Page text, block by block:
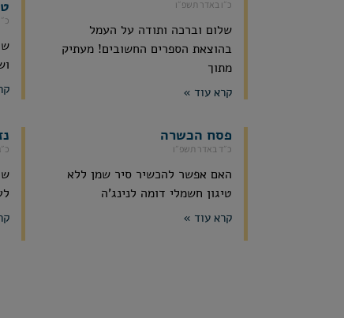
כ״ו באדר תשפ״ו
שלום וברכה ותודה על העמל
בהוצאת הספרים החשובים! מעתיק
מתוך
קרא עוד »
פסח הכשרה
כ״ד באדר תשפ״ו
האם אפשר להכשיר סיר שמן ללא
טיגון חשמלי דומה לנינג'ה
קרא עוד »